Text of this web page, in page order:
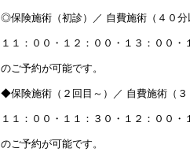
◎保険施術（初診）／ 自費施術（４０分
１１：００・１２：００・１３：００・
のご予約が可能です。
◆保険施術（２回目～）／ 自費施術（３
１１：００・１１：３０・１２：００
のご予約が可能です。